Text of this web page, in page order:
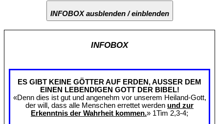
INFOBOX ausblenden / einblenden
INFOBOX
ES GIBT KEINE GÖTTER AUF ERDEN, AUSSER DEM
EINEN LEBENDIGEN GOTT DER BIBEL!
«Denn dies ist gut und angenehm vor unserem Heiland-Gott,
der will, dass alle Menschen errettet werden und zur
Erkenntnis der Wahrheit kommen.» 1Tim 2,3-4;